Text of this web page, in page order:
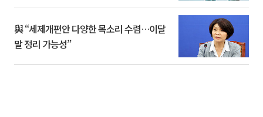
與 “세제개편안 다양한 목소리 수렴…이달
말 정리 가능성”